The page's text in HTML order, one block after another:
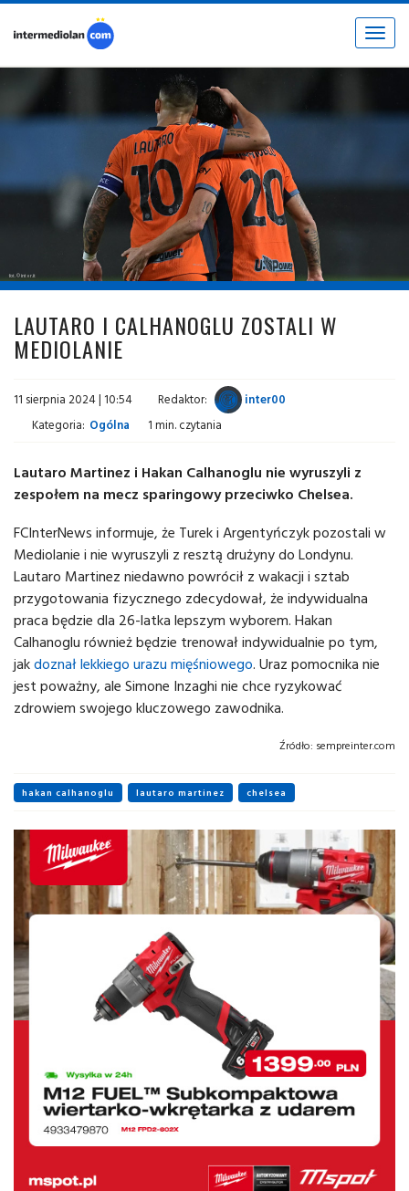
Toggle
fot. © inter.it
LAUTARO I CALHANOGLU ZOSTALI W
MEDIOLANIE
11 sierpnia 2024 | 10:54 Redaktor:
inter00
Kategoria: Ogólna 1 min. czytania
Lautaro Martinez i Hakan Calhanoglu nie wyruszyli z
zespołem na mecz sparingowy przeciwko Chelsea.
FCInterNews informuje, że Turek i Argentyńczyk pozostali w
Mediolanie i nie wyruszyli z resztą drużyny do Londynu.
Lautaro Martinez niedawno powrócił z wakacji i sztab
przygotowania fizycznego zdecydował, że indywidualna
praca będzie dla 26-latka lepszym wyborem. Hakan
Calhanoglu również będzie trenował indywidualnie po tym,
jakdoznał lekkiego urazu mięśniowego. Uraz pomocnika nie
jest poważny, ale Simone Inzaghi nie chce ryzykować
zdrowiem swojego kluczowego zawodnika.
Źródło: sempreinter.com
hakan calhanoglu lautaro martinez chelsea